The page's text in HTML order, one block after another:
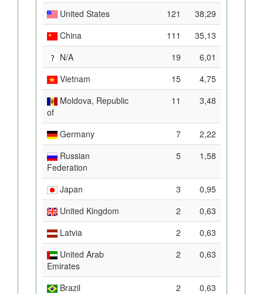
United States
121
38,29
China
111
35,13
N/A
19
6,01
Vietnam
15
4,75
Moldova, Republic
of
11 3,48
Germany 7
2,22
Russian
Federation
5 1,58
Japan 3
0,95
United Kingdom
2
0,63
Latvia
2
0,63
United Arab
Emirates
2 0,63
Brazil 2
0,63